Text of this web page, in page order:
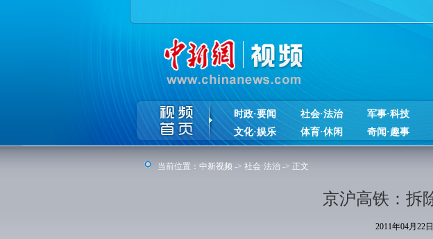
时政·要闻 社会·法治 军事·科技
文化·娱乐
体育·休闲 奇闻·趣事
当前位置： 中新视频 -> 社会·法治 -> 正文
京沪高铁：拆
2011年04月22